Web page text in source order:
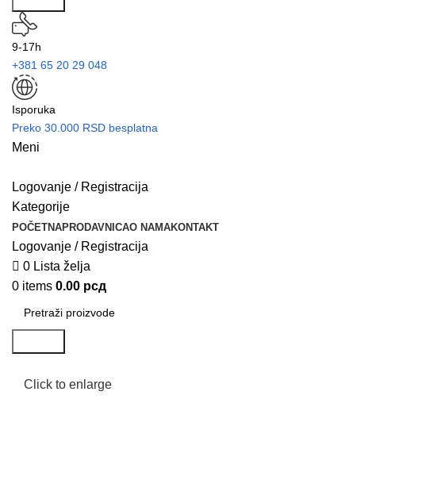
9-17h
+381 65 20 29 048
Isporuka
Preko 30.000 RSD besplatna
Meni
Logovanje / Registracija
Kategorije
POČETNAPRODAVNICAO NAMAKONTAKT
Logovanje / Registracija
0 Lista želja
0 items 0.00 рсд
Click to enlarge